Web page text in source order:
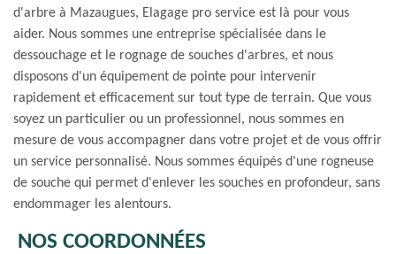
d'arbre à Mazaugues, Elagage pro service est là pour vous
aider. Nous sommes une entreprise spécialisée dans le
dessouchage et le rognage de souches d'arbres, et nous
disposons d'un équipement de pointe pour intervenir
rapidement et efficacement sur tout type de terrain. Que vous
soyez un particulier ou un professionnel, nous sommes en
mesure de vous accompagner dans votre projet et de vous offrir
un service personnalisé. Nous sommes équipés d'une rogneuse
de souche qui permet d'enlever les souches en profondeur, sans
endommager les alentours.
NOS COORDONNÉES